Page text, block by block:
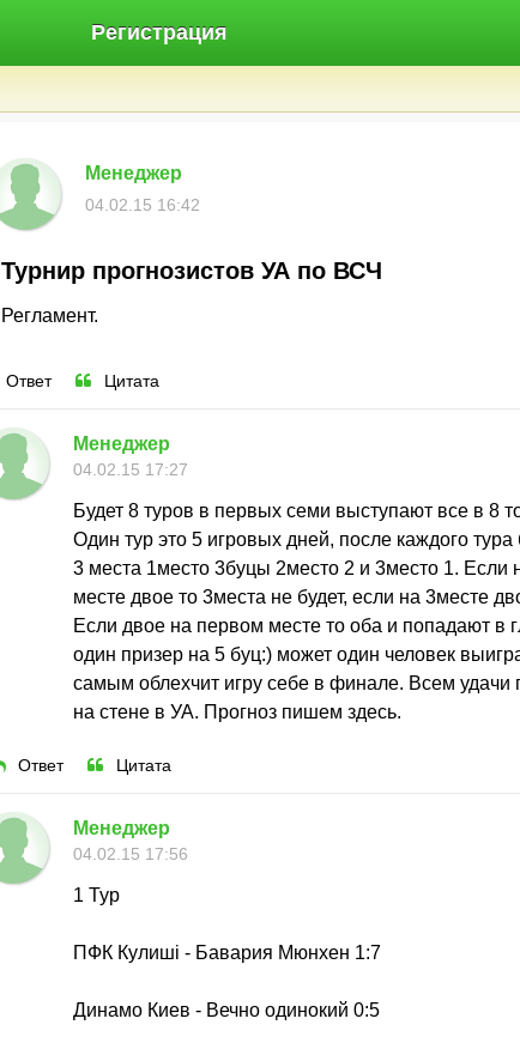
Регистрация
Менеджер
04.02.15 16:42
Турнир прогнозистов УА по ВСЧ
Регламент.
Ответ Цитата
Менеджер
04.02.15 17:27
Будет 8 туров в первых семи выступают все в 8
Один тур это 5 игровых дней, после каждого
3 места 1место 3буцы 2место 2 и 3место 1. Если
месте двое то 3места не будет, если на 3месте
Если двое на первом месте то оба и попадают в
один призер на 5 буц:) может один человек
самым облехчит игру себе в финале. Всем удачи
на стене в УА. Прогноз пишем здесь.
Ответ Цитата
Менеджер
04.02.15 17:56
1 Тур
ПФК Кулишi - Бавария Мюнхен 1:7
Динамо Киев - Вечно одинокий 0:5